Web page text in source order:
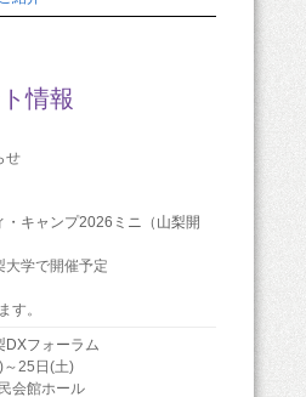
情報
せ
キャンプ2026ミニ（山梨開
学で開催予定
す。
DXフォーラム
25日(土)
会館ホール